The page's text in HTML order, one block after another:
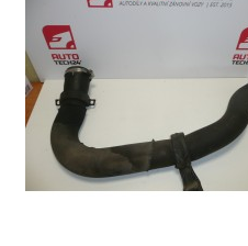
Envio para todo o planeta
Minha conta
Pagamentos